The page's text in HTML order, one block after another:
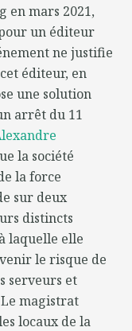
en mars 2021,
un éditeur
ne justifie
éditeur, en
une solution
arrêt du 11
la société
la force
sur deux
distincts
laquelle elle
le risque de
serveurs et
magistrat
locaux de la